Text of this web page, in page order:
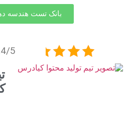
بانک تست هندسه
3.4/5 - (14